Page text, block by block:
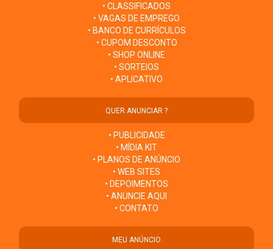
• CLASSIFICADOS
• VAGAS DE EMPREGO
• BANCO DE CURRÍCULOS
• CUPOM DESCONTO
• SHOP ONLINE
• SORTEIOS
• APLICATIVO
QUER ANUNCIAR ?
• PUBLICIDADE
• MÍDIA KIT
• PLANOS DE ANÚNCIO
• WEB SITES
• DEPOIMENTOS
• ANUNCIE AQUI
• CONTATO
MEU ANÚNCIO